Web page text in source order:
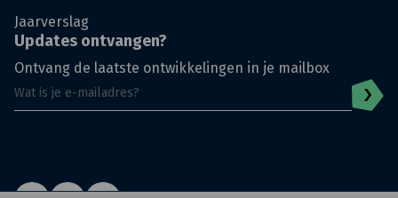
Jaarverslag
Updates ontvangen?
Ontvang de laatste ontwikkelingen in je mailbox